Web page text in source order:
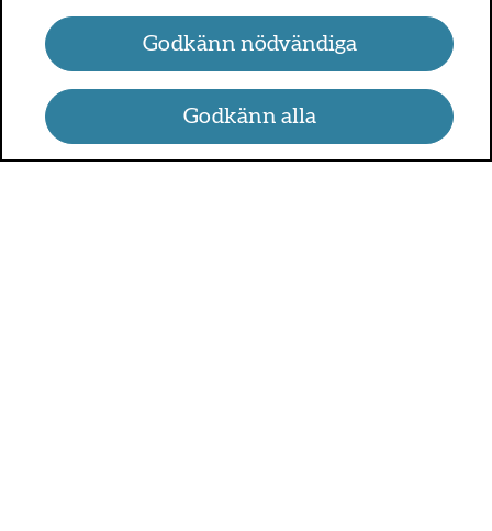
Godkänn nödvändiga
Godkänn alla